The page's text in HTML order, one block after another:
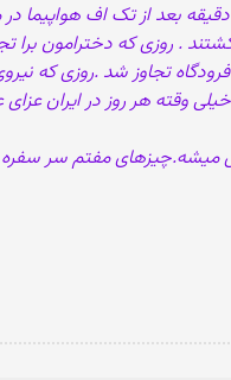
روزی که اعراب برای سکس با دخترانه ایرانی به مشهد اومدند باید عزای عمومی اعلام می شد
. روزی که دخترامون
تجاوز شد .روزی که
وقته هر روز در ایران عزای
مفتم سر سفره